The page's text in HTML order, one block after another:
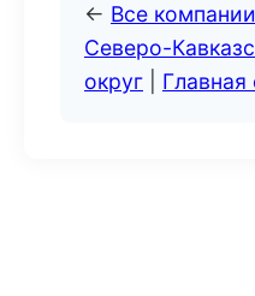
← Все
Северо-
округ
Главная